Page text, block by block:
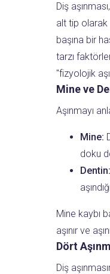
Diş
alt tip olarak
başına bir
tarzı
"fizyolojik
Mine ve
Aşınmayı
Mine:
doku
Dentin:
Mine kaybı
aşınır ve
Dört
Diş